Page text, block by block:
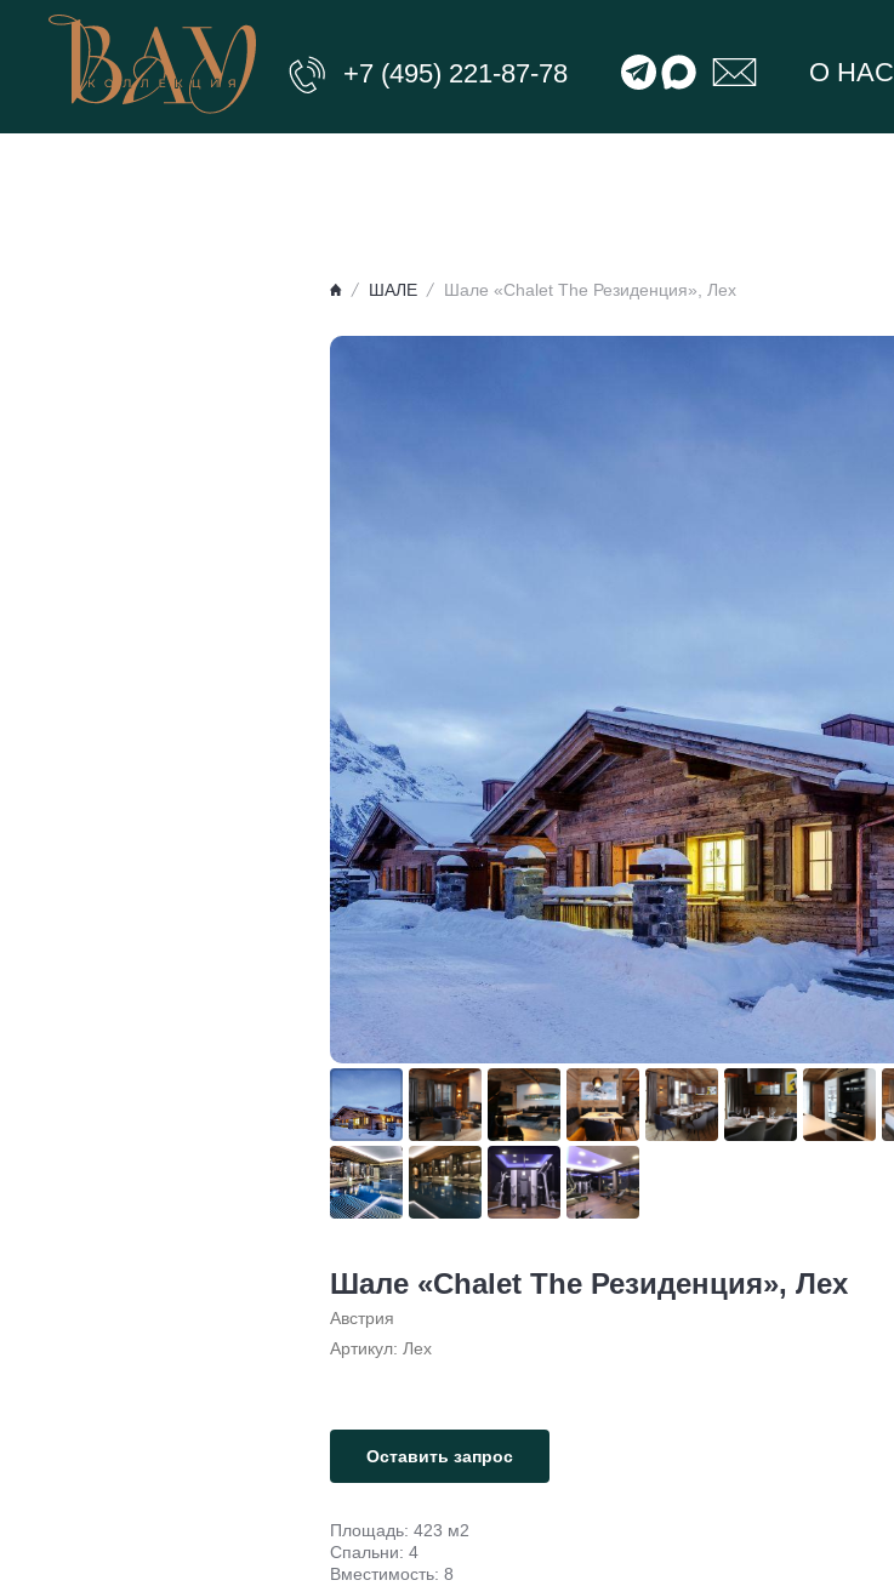
+7 (495) 221-87-78 О НАС
ШАЛЕ Шале «Chalet The Резиденция», Лех
Шале «Chalet The Резиденция», Лех
Австрия
Артикул: Лех
Оставить запрос
Площадь: 423 м2
Спальни: 4
Вместимость: 8